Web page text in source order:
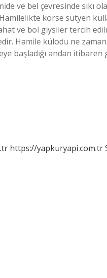
ve bel çevresinde sıkı
korse sütyen
ve bol giysiler tercih
Hamile külodu ne
başladığı andan
https://yapkuryapi.com.tr